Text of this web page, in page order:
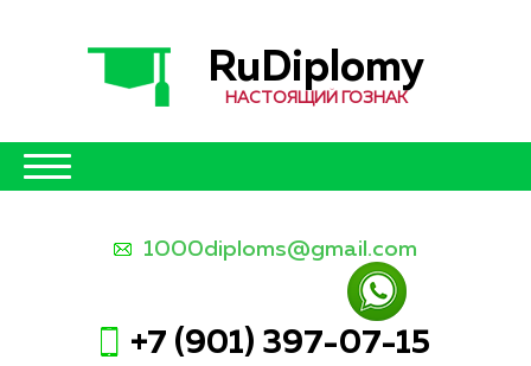
RuDiplomy
НАСТОЯЩИЙ ГОЗНАК
1000diploms@gmail.com
+7 (901) 397-07-15